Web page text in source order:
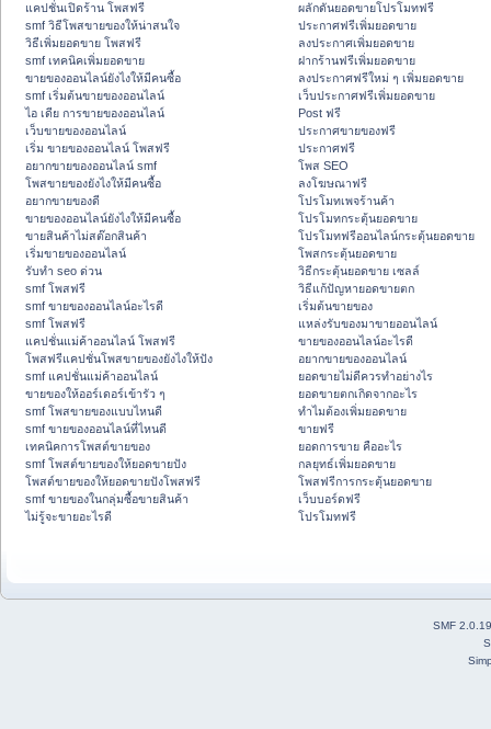
แคปชั่นเปิดร้าน โพสฟรี
smf วิธีโพสขายของให้น่าสนใจ
วิธีเพิ่มยอดขาย โพสฟรี
smf เทคนิคเพิ่มยอดขาย
ขายของออนไลน์ยังไงให้มีคนซื้อ
smf เริ่มต้นขายของออนไลน์
ไอ เดีย การขายของออนไลน์
เว็บขายของออนไลน์
เริ่ม ขายของออนไลน์ โพสฟรี
อยากขายของออนไลน์ smf
โพสขายของยังไงให้มีคนซื้อ
อยากขายของดี
ขายของออนไลน์ยังไงให้มีคนซื้อ
ขายสินค้าไม่สต๊อกสินค้า
เริ่มขายของออนไลน์
รับทำ seo ด่วน
smf โพสฟรี
smf ขายของออนไลน์อะไรดี
smf โพสฟรี
แคปชั่นแม่ค้าออนไลน์ โพสฟรี
โพสฟรีแคปชั่นโพสขายของยังไงให้ปัง
smf แคปชั่นแม่ค้าออนไลน์
ขายของให้ออร์เดอร์เข้ารัว ๆ
smf โพสขายของแบบไหนดี
smf ขายของออนไลน์ที่ไหนดี
เทคนิคการโพสต์ขายของ
smf โพสต์ขายของให้ยอดขายปัง
โพสต์ขายของให้ยอดขายปังโพสฟรี
smf ขายของในกลุ่มซื้อขายสินค้า
ไม่รู้จะขายอะไรดี
ผลักดันยอดขายโปรโมทฟรี
ประกาศฟรีเพิ่มยอดขาย
ลงประกาศเพิ่มยอดขาย
ฝากร้านฟรีเพิ่มยอดขาย
ลงประกาศฟรีใหม่ ๆ เพิ่มยอดขาย
เว็บประกาศฟรีเพิ่มยอดขาย
Post ฟรี
ประกาศขายของฟรี
ประกาศฟรี
โพส SEO
ลงโฆษณาฟรี
โปรโมทเพจร้านค้า
โปรโมทกระตุ้นยอดขาย
โปรโมทฟรีออนไลน์กระตุ้นยอดขาย
โพสกระตุ้นยอดขาย
วิธีกระตุ้นยอดขาย เซลล์
วิธีแก้ปัญหายอดขายตก
เริ่มต้นขายของ
แหล่งรับของมาขายออนไลน์
ขายของออนไลน์อะไรดี
อยากขายของออนไลน์
ยอดขายไม่ดีควรทำอย่างไร
ยอดขายตกเกิดจากอะไร
ทำไมต้องเพิ่มยอดขาย
ขายฟรี
ยอดการขาย คืออะไร
กลยุทธ์เพิ่มยอดขาย
โพสฟรีการกระตุ้นยอดขาย
เว็บบอร์ดฟรี
โปรโมทฟรี
SMF 2.0.19